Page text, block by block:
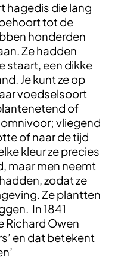
hagedis die lang
tot de
honderden
Ze hadden
staart, een dikke
Je kunt ze op
voedselsoort
of
vliegend
of naar de tijd
kleur ze precies
maar men neemt
hadden, zodat ze
Ze plantten
In 1841
Richard Owen
en dat betekent